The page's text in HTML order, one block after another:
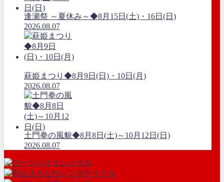
逢瀬祭 ～夏休み～◆8月15日(土)・16日(日)
2026.08.07
萩姫まつり◆8月9日(日)・10日(月)
2026.08.07
土門拳の風貌◆8月8日(土)～10月12日(日)
2026.08.07